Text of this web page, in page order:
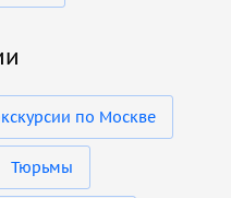
по Москве
Тюрьмы